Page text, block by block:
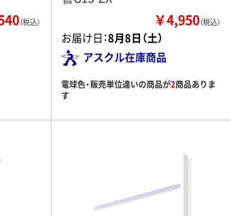
（税込） ￥4,950（税込）
お届け日：8月8日（土）
アスクル在庫商品
電球色・販売単位違いの商品が2商品ありま
す